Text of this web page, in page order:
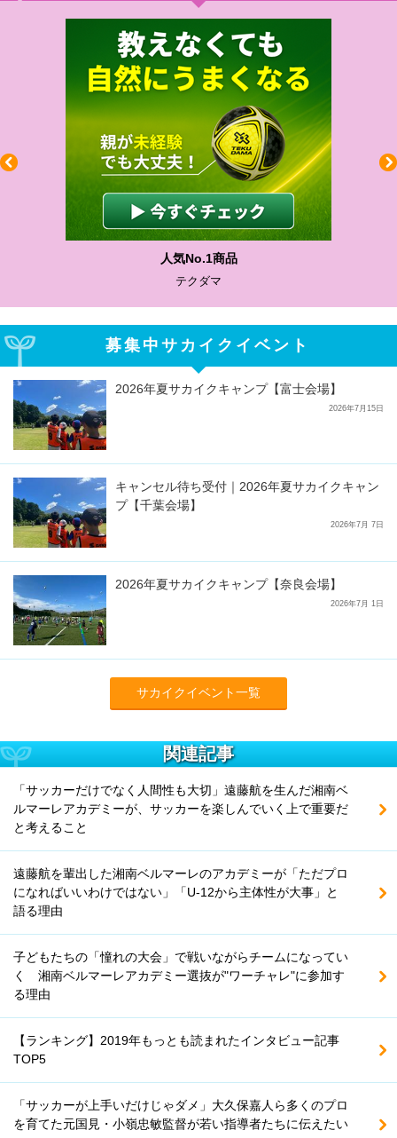
人気No.1商品
テクダマ
募集中サカイクイベント
2026年夏サカイクキャンプ【富士会場】
2026年7月15日
キャンセル待ち受付｜2026年夏サカイクキャン
プ【千葉会場】
2026年7月 7日
2026年夏サカイクキャンプ【奈良会場】
2026年7月 1日
サカイクイベント一覧
関連記事
「サッカーだけでなく人間性も大切」遠藤航を生んだ湘南ベ
ルマーレアカデミーが、サッカーを楽しんでいく上で重要だ
と考えること
遠藤航を輩出した湘南ベルマーレのアカデミーが「ただプロ
になればいいわけではない」「U-12から主体性が大事」と
語る理由
子どもたちの「憧れの大会」で戦いながらチームになってい
く 湘南ベルマーレアカデミー選抜が"ワーチャレ"に参加す
る理由
【ランキング】2019年もっとも読まれたインタビュー記事
TOP5
「サッカーが上手いだけじゃダメ」大久保嘉人ら多くのプロ
を育てた元国見・小嶺忠敏監督が若い指導者たちに伝えたい